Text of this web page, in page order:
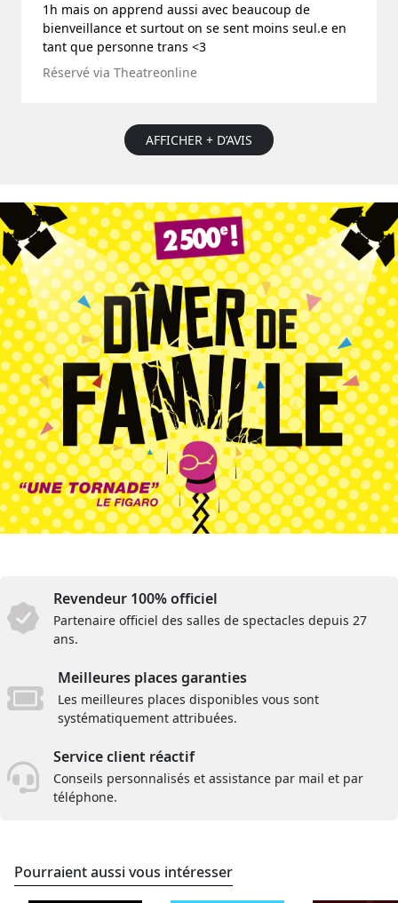
1h mais on apprend aussi avec beaucoup de
bienveillance et surtout on se sent moins seul.e en
tant que personne trans <3
Réservé via Theatreonline
AFFICHER + D’AVIS
Revendeur 100% officiel
Partenaire officiel des salles de spectacles depuis 27
ans.
Meilleures places garanties
Les meilleures places disponibles vous sont
systématiquement attribuées.
Service client réactif
Conseils personnalisés et assistance par mail et par
téléphone.
Pourraient aussi vous intéresser